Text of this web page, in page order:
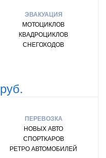
ЭВАКУАЦИЯ
МОТОЦИКЛОВ
КВАДРОЦИКЛОВ
СНЕГОХОДОВ
руб.
ПЕРЕВОЗКА
НОВЫХ АВТО
СПОРТКАРОВ
РЕТРО АВТОМОБИЛЕЙ